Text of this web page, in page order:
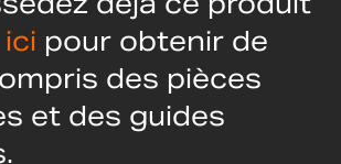
pour obtenir de
des pièces
et des guides